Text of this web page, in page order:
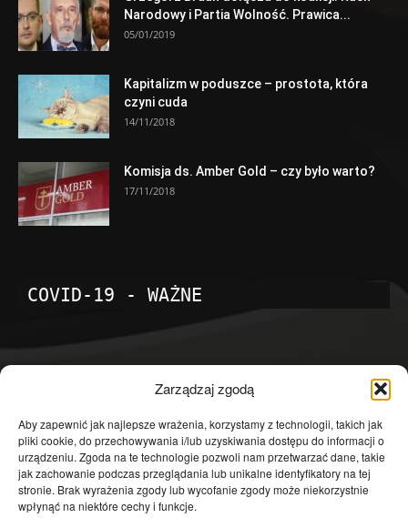
Zarządzaj zgodą
Aby zapewnić jak najlepsze wrażenia, korzystamy z technologii, takich jak
pliki cookie, do przechowywania i/lub uzyskiwania dostępu do informacji o
urządzeniu. Zgoda na te technologie pozwoli nam przetwarzać dane, takie
jak zachowanie podczas przeglądania lub unikalne identyfikatory na tej
stronie. Brak wyrażenia zgody lub wycofanie zgody może niekorzystnie
wpłynąć na niektóre cechy i funkcje.
Narodowy i Partia Wolność. Prawica...
05/01/2019
Kapitalizm w poduszce – prostota, która
czyni cuda
14/11/2018
Komisja ds. Amber Gold – czy było warto?
17/11/2018
COVID-19 - WAŻNE
Temat dnia
4601
Publicystyka
4363
Polityka
3639
Polska